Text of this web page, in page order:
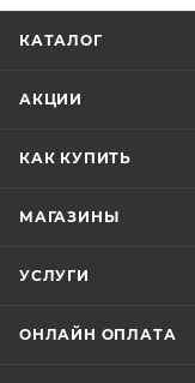
КАТАЛОГ
АКЦИИ
КАК КУПИТЬ
МАГАЗИНЫ
УСЛУГИ
ОНЛАЙН ОПЛАТА